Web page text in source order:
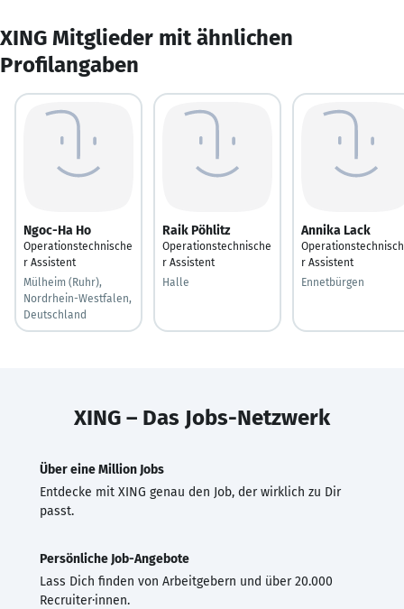
XING Mitglieder mit ähnlichen
Profilangaben
Ngoc-Ha Ho
Operationstechnische
r Assistent
Mülheim (Ruhr),
Nordrhein-Westfalen,
Deutschland
Raik Pöhlitz
Operationstechnische
r Assistent
Halle
Annika Lack
r Assistent
Ennetbürgen
XING – Das Jobs-Netzwerk
Über eine Million Jobs
Entdecke mit XING genau den Job, der wirklich zu Dir
passt.
Persönliche Job-Angebote
Lass Dich finden von Arbeitgebern und über 20.000
Recruiter·innen.